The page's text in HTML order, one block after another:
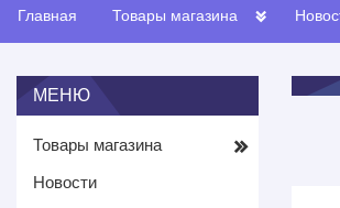
Главная Товары магазина
Товары магазина
Новости